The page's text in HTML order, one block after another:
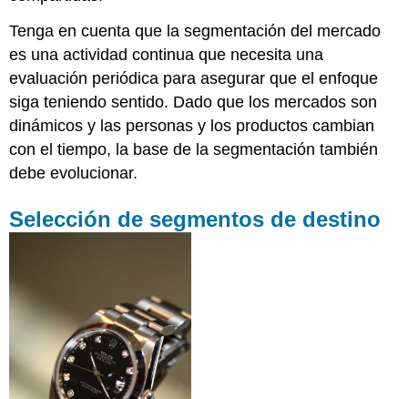
Tenga en cuenta que la segmentación del mercado
es una actividad continua que necesita una
evaluación periódica para asegurar que el enfoque
siga teniendo sentido. Dado que los mercados son
dinámicos y las personas y los productos cambian
con el tiempo, la base de la segmentación también
debe evolucionar.
Selección de segmentos de destino